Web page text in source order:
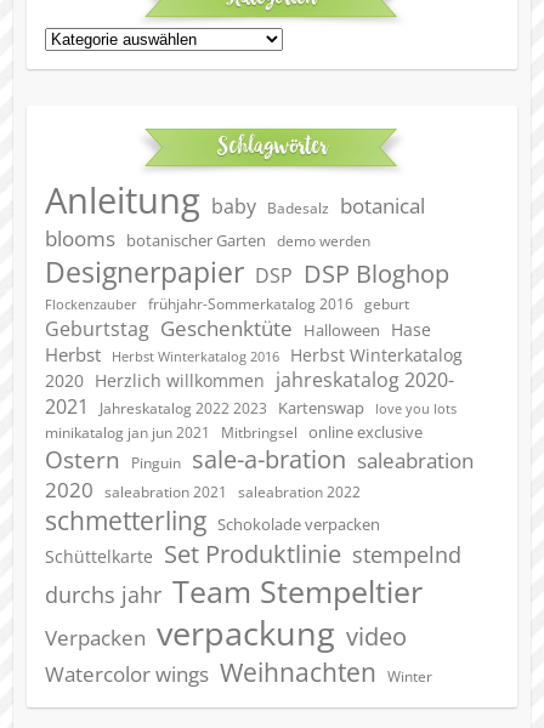
Kategorien
Schlagwörter
Anleitung baby Badesalz
botanical
blooms botanischer Garten demo werden
Designerpapier DSP DSP Bloghop
Flockenzauber frühjahr-Sommerkatalog 2016 geburt
Geburtstag Geschenktüte Halloween Hase
Herbst Herbst Winterkatalog 2016
Herbst Winterkatalog
2020 Herzlich willkommen jahreskatalog 2020-
2021
Jahreskatalog 2022 2023 Kartenswap love you lots
minikatalog jan jun 2021 Mitbringsel online exclusive
Ostern Pinguin sale-a-bration saleabration
2020
saleabration 2021 saleabration 2022
schmetterling Schokolade verpacken
Schüttelkarte Set Produktlinie stempelnd
durchs jahr Team Stempeltier
Verpacken verpackung video
Watercolor wings Weihnachten Winter